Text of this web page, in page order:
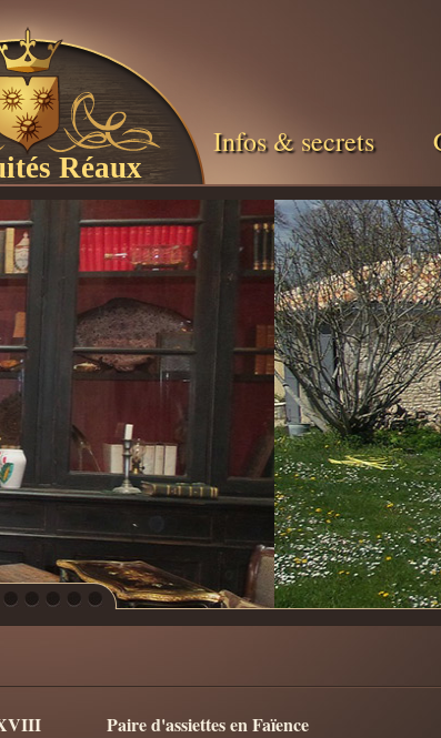
Réaux
Infos & secrets
Paire d'assiettes en Faïence